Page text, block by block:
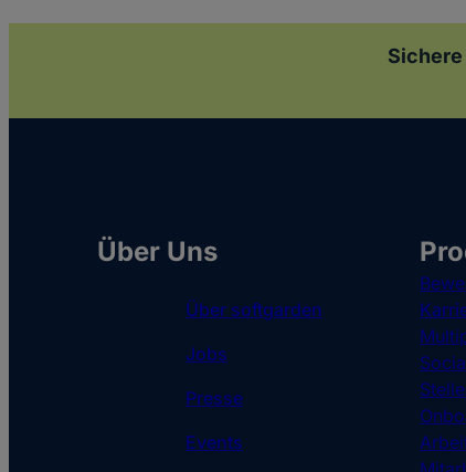
Sichere
Über Uns
Über softgarden
Jobs
Presse
Events